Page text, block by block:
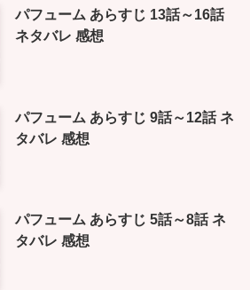
パフューム あらすじ 13話～16話
ネタバレ 感想
パフューム あらすじ 9話～12話 ネ
タバレ 感想
パフューム あらすじ 5話～8話 ネ
タバレ 感想